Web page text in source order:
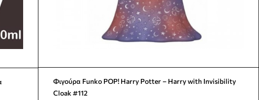
Φιγούρα Funko POP! Harry Potter – Harry with Invisibility
Cloak #112